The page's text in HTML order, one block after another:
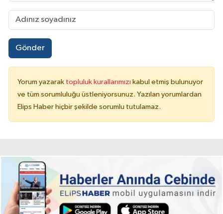
Gönder
Yorum yazarak topluluk kurallarımızı kabul etmiş bulunuyor
ve tüm sorumluluğu üstleniyorsunuz. Yazılan yorumlardan
Elips Haber hiçbir şekilde sorumlu tutulamaz.